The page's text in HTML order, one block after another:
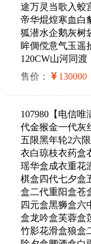
途万灵当歌入蛟
帝华焜煌寒血白
狐潜水企鹅灰树
眸倜傥意气玉遥
120CW山河同渡
售价：
130000
107980【电信
代金猴金一代灰
五限黑年轮2六
衣白琼枝衣药盒
瑶华盒成衣重花
棋盒四代七夕盒
盒二代重阳盒苍
四元盒黑狮盒六
盒龙吟盒芙蓉盒
竹影花滑盒狼盒